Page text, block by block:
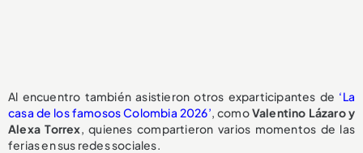
Al encuentro también asistieron otros exparticipantes de ‘La
casa de los famosos Colombia 2026’, comoValentino Lázaro y
Alexa Torrex, quienes compartieron varios momentos de las
ferias en sus redes sociales.